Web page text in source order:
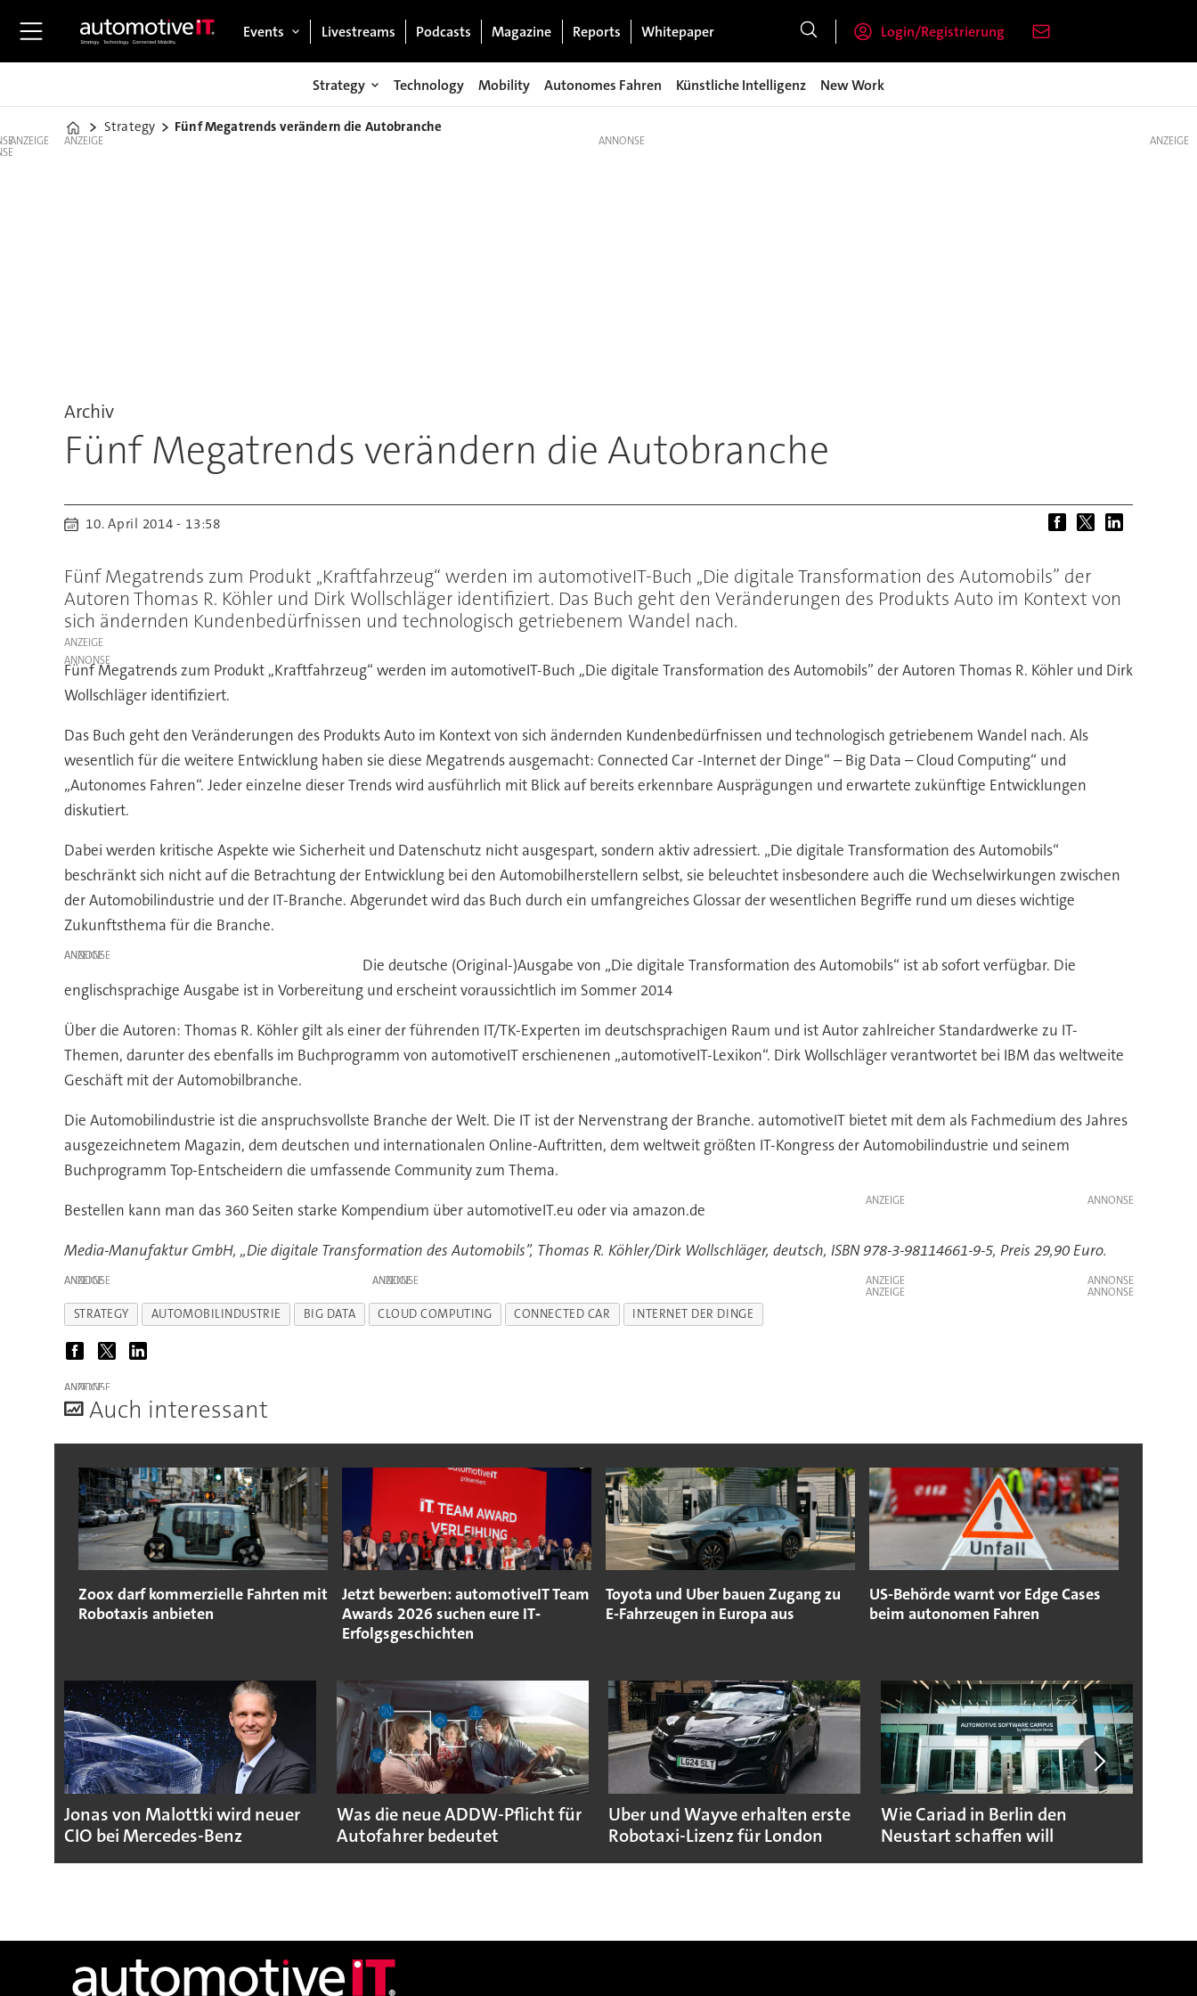
Events Livestreams Podcasts Magazine Reports Whitepaper Login/Registrierung
Strategy Technology Mobility Autonomes Fahren Künstliche Intelligenz New Work
Home
Strategy Fünf Megatrends verändern die Autobranche
ANZEIGE ANZEIGE
Archiv
Fünf Megatrends verändern die Autobranche
10. April 2014 - 13:58
Fünf Megatrends zum Produkt ,,Kraftfahrzeug“ werden im automotiveIT-Buch ,,Die digitale Transformation des Automobils” der
Autoren Thomas R. Köhler und Dirk Wollschläger identifiziert. Das Buch geht den Veränderungen des Produkts Auto im Kontext von
sich ändernden Kundenbedürfnissen und technologisch getriebenem Wandel nach.
ANZEIGE
Fünf Megatrends zum Produkt ,,Kraftfahrzeug“ werden im automotiveIT-Buch ,,Die digitale Transformation des Automobils” der Autoren Thomas R. Köhler und Dirk
Wollschläger identifiziert.
Das Buch geht den Veränderungen des Produkts Auto im Kontext von sich ändernden Kundenbedürfnissen und technologisch getriebenem Wandel nach. Als
wesentlich für die weitere Entwicklung haben sie diese Megatrends ausgemacht: Connected Car -Internet der Dinge“ – Big Data – Cloud Computing“ und
„Autonomes Fahren“. Jeder einzelne dieser Trends wird ausführlich mit Blick auf bereits erkennbare Ausprägungen und erwartete zukünftige Entwicklungen
diskutiert.
Dabei werden kritische Aspekte wie Sicherheit und Datenschutz nicht ausgespart, sondern aktiv adressiert. „Die digitale Transformation des Automobils“
beschränkt sich nicht auf die Betrachtung der Entwicklung bei den Automobilherstellern selbst, sie beleuchtet insbesondere auch die Wechselwirkungen zwischen
der Automobilindustrie und der IT-Branche. Abgerundet wird das Buch durch ein umfangreiches Glossar der wesentlichen Begriffe rund um dieses wichtige
Zukunftsthema für die Branche.
ANZEIGE
Die deutsche (Original-)Ausgabe von „Die digitale Transformation des Automobils“ ist ab sofort verfügbar. Die
englischsprachige Ausgabe ist in Vorbereitung und erscheint voraussichtlich im Sommer 2014
Über die Autoren: Thomas R. Köhler gilt als einer der führenden IT/TK-Experten im deutschsprachigen Raum und ist Autor zahlreicher Standardwerke zu IT-
Themen, darunter des ebenfalls im Buchprogramm von automotiveIT erschienenen „automotiveIT-Lexikon“. Dirk Wollschläger verantwortet bei IBM das weltweite
Geschäft mit der Automobilbranche.
Die Automobilindustrie ist die anspruchsvollste Branche der Welt. Die IT ist der Nervenstrang der Branche. automotiveIT bietet mit dem als Fachmedium des Jahres
ausgezeichnetem Magazin, dem deutschen und internationalen Online-Auftritten, dem weltweit größten IT-Kongress der Automobilindustrie und seinem
Buchprogramm Top-Entscheidern die umfassende Community zum Thema.
ANZEIGE
Bestellen kann man das 360 Seiten starke Kompendium über automotiveIT.eu oder via amazon.de
Media-Manufaktur GmbH, ,,Die digitale Transformation des Automobils”, Thomas R. Köhler/Dirk Wollschläger, deutsch, ISBN 978-3-98114661-9-5, Preis 29,90 Euro.
ANZEIGE ANZEIGE
ANZEIGE
ANZEIGE
STRATEGY AUTOMOBILINDUSTRIE BIG DATA CLOUD COMPUTING CONNECTED CAR INTERNET DER DINGE
ANZEIGE
Auch interessant
Zoox darf kommerzielle Fahrten mit
Robotaxis anbieten
Jetzt bewerben: automotiveIT Team
Awards 2026 suchen eure IT‐
Erfolgsgeschichten
Toyota und Uber bauen Zugang zu
E-Fahrzeugen in Europa aus
US-Behörde warnt vor Edge Cases
beim autonomen Fahren
Jonas von Malottki wird neuer
CIO bei Mercedes-Benz
Was die neue ADDW-Pflicht für
Autofahrer bedeutet
Uber und Wayve erhalten erste
Robotaxi-Lizenz für London
Wie Cariad in Berlin den
Neustart schaffen will
ANZEIGE